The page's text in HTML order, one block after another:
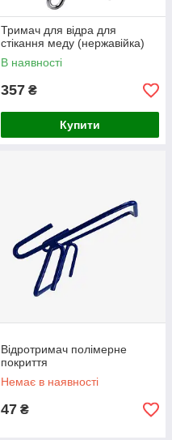
Тримач для відра для
стікання меду (нержавійка)
В наявності
357 ₴
Купити
Відротримач полімерне
покриття
Немає в наявності
47 ₴